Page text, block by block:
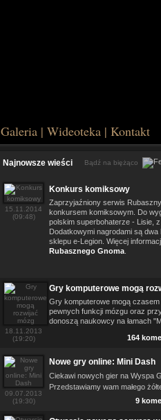
Galeria | Wideoteka | Kontakt
Najnowsze wieści Bądź na biężąco
15.11.2014
(09:48)
Konkurs komiksowy
Zaprzyjaźniony serwis
konkursem komiksowym. Do
polskim superbohaterze - Lisie,
Dodatkowymi nagrodami są
sklepu e-Legion. Więcej
Rubasznego Gnoma
18.11.2013
(19:20)
Gry komputerowe mogą
Gry komputerowe mogą
pewnych funkcji mózgu oraz
donoszą naukowcy na łamach
164
09.07.2013
(19:30)
Nowe gry online: Mini Dash
Ciekawi nowych gier na Wyspa
Przedstawiamy wam małego
9